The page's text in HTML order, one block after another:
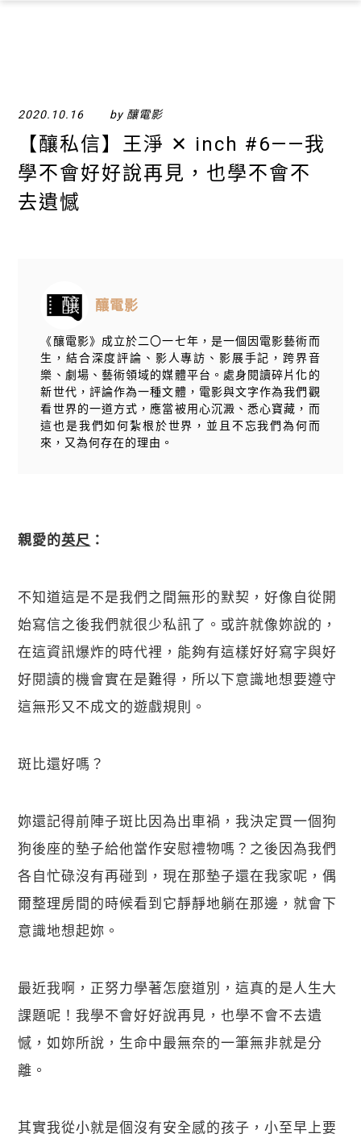
2020.10.16 by 釀電影
【​釀私信】王淨 ✕ inch #6——我
學不會好好說再見，也學不會不
去遺憾
釀電影
《釀電影》成立於二〇一七年，是一個因電影藝術而
生，結合深度評論、影人專訪、影展手記，跨界音
樂、劇場、藝術領域的媒體平台。處身閱讀碎片化的
新世代，評論作為一種文體，電影與文字作為我們觀
看世界的一道方式，應當被用心沉澱、悉心寶藏，而
這也是我們如何紮根於世界，並且不忘我們為何而
來，又為何存在的理由。
親愛的英尺 ：
不知道這是不是我們之間無形的默契，好像自從開
始寫信之後我們就很少私訊了。或許就像妳說的，
在這資訊爆炸的時代裡，能夠有這樣好好寫字與好
好閱讀的機會實在是難得，所以下意識地想要遵守
這無形又不成文的遊戲規則。
斑比還好嗎？
妳還記得前陣子斑比因為出車禍，我決定買一個狗
狗後座的墊子給他當作安慰禮物嗎？之後因為我們
各自忙碌沒有再碰到，現在那墊子還在我家呢，偶
爾整理房間的時候看到它靜靜地躺在那邊，就會下
意識地想起妳。
最近我啊，正努力學著怎麼道別，這真的是人生大
課題呢！我學不會好好說再見，也學不會不去遺
憾，如妳所說，生命中最無奈的一筆無非就是分
離。
其實我從小就是個沒有安全感的孩子，小至早上要